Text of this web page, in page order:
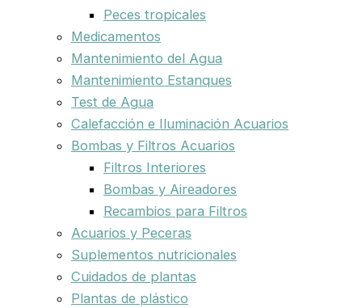
Peces tropicales
Medicamentos
Mantenimiento del Agua
Mantenimiento Estanques
Test de Agua
Calefacción e Iluminación Acuarios
Bombas y Filtros Acuarios
Filtros Interiores
Bombas y Aireadores
Recambios para Filtros
Acuarios y Peceras
Suplementos nutricionales
Cuidados de plantas
Plantas de plástico